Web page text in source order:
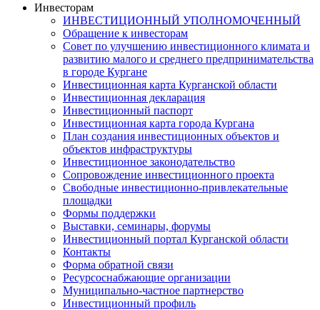
Инвесторам
ИНВЕСТИЦИОННЫЙ УПОЛНОМОЧЕННЫЙ
Обращение к инвесторам
Совет по улучшению инвестиционного климата и
развитию малого и среднего предпринимательства
в городе Кургане
Инвестиционная карта Курганской области
Инвестиционная декларация
Инвестиционный паспорт
Инвестиционная карта города Кургана
План создания инвестиционных объектов и
объектов инфраструктуры
Инвестиционное законодательство
Сопровождение инвестиционного проекта
Свободные инвестиционно-привлекательные
площадки
Формы поддержки
Выставки, семинары, форумы
Инвестиционный портал Курганской области
Контакты
Форма обратной связи
Ресурсоснабжающие организации
Муниципально-частное партнерство
Инвестиционный профиль